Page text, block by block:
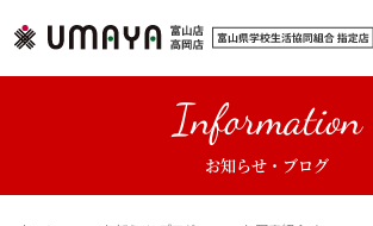
Information
お知らせ・ブログ